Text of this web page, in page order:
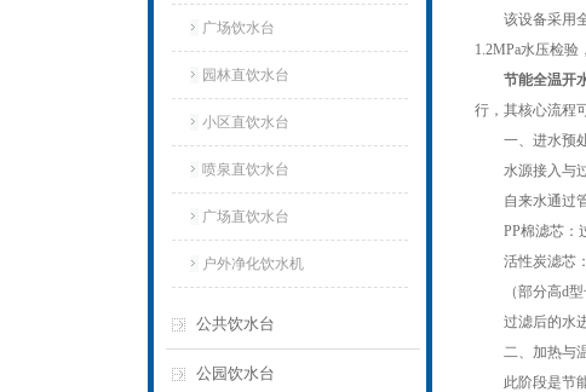
广场饮水台
园林直饮水台
小区直饮水台
喷泉直饮水台
广场直饮水台
户外净化饮水机
公共饮水台
公园饮水台
该设备采用全
1.2MPa水压检
节能全温开
行，其核心流程
一、进水预
水源接入与
自来水通过管
PP棉滤芯：过
活性炭滤芯：
（部分高d型号
过滤后的水进
二、加热与
此阶段是节能